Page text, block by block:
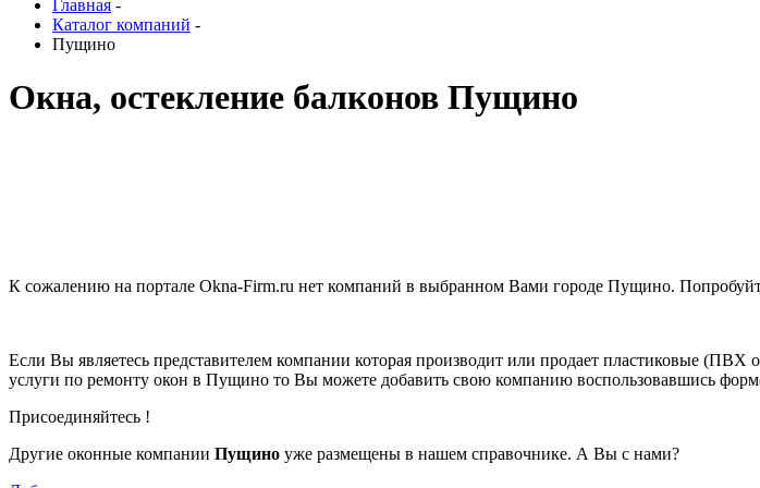
Главная -
Каталог компаний -
Пущино
Окна, остекление балконов Пущино
К сожалению на портале Okna-Firm.ru нет компаний в выбранном Вами городе Пущино.
Если Вы являетесь представителем компании которая производит или продает пластиковые
услуги по ремонту окон в Пущино то Вы можете добавить свою компанию воспользовавшись
Присоединяйтесь !
Другие оконные компании Пущино уже размещены в нашем справочнике. А Вы с нами?